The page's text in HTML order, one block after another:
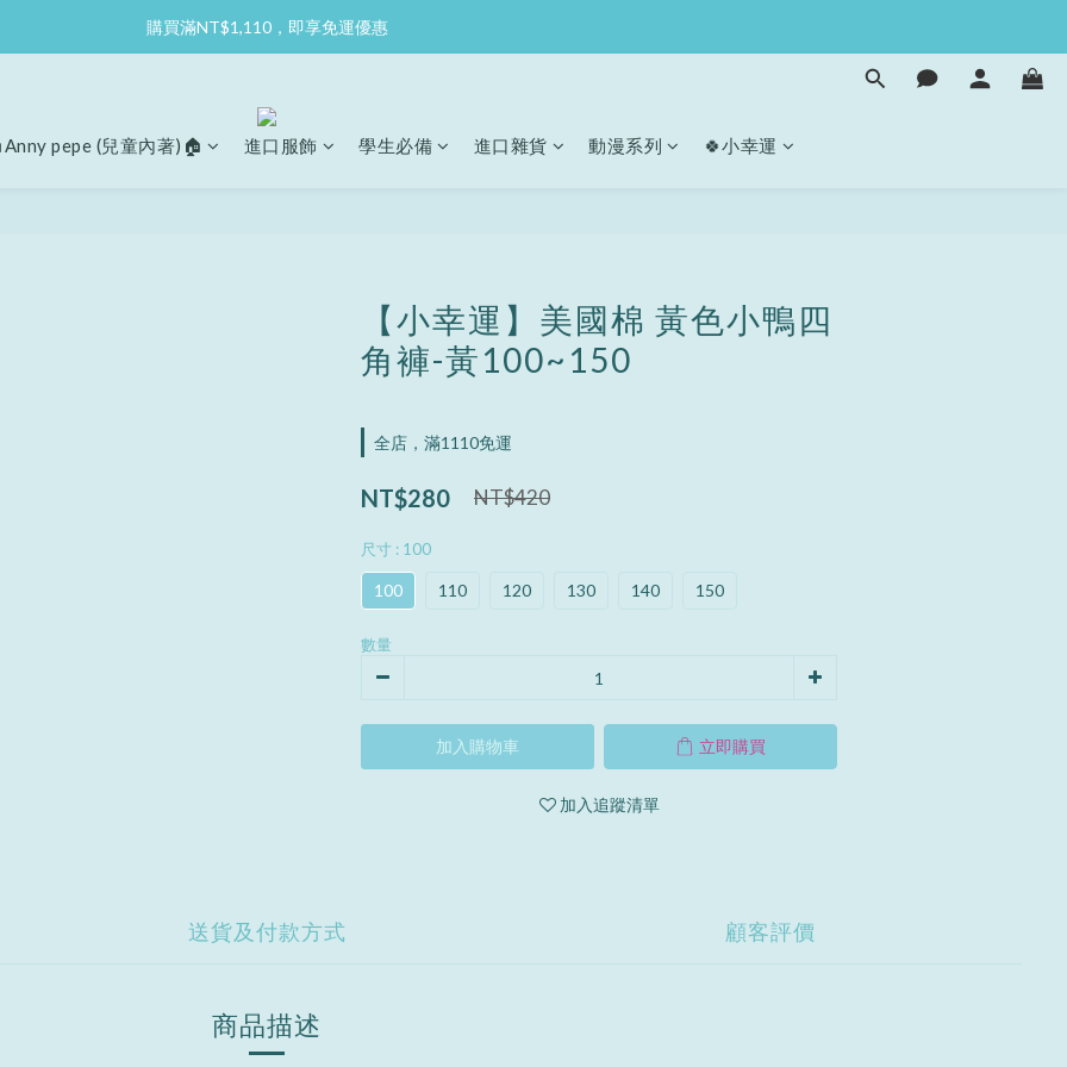
購買滿NT$1,110，即享免運優惠
pepe (兒童內著)🏠 進口服飾 學生必備 進口雜貨 動漫系列 🍀小幸運
【小幸運】美國棉 黃色小鴨四
角褲-黃100~150
全店，滿1110免運
NT$280 NT$420
尺寸 : 100
100 110 120 130 140 150
數量
加入購物車 立即購買
加入追蹤清單
送貨及付款方式 顧客評價
商品描述